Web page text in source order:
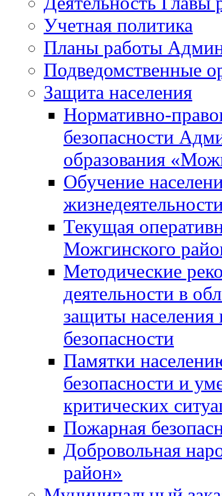
Учетная политика
Планы работы
Подведомственные
Защита населения
Нормативно-
безопасности
образования
Обучение
Текущая
Можгинского
Методические
деятельности в
защиты
безопасности
Памятки
безопасности и
критических
Пожарная
Добровольная
район»